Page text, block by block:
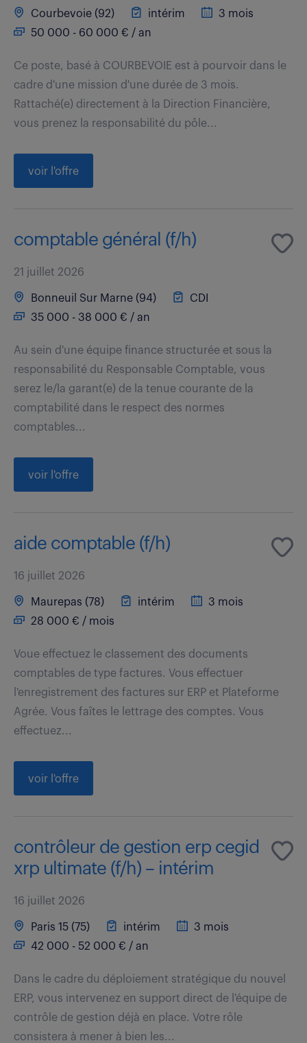
Courbevoie (92) intérim
3 mois
50 000 - 60 000 € / an
Ce poste, basé à COURBEVOIE est à pourvoir dans le
cadre d'une mission d'une durée de 3 mois.
Rattaché(e) directement à la Direction Financière,
vous prenez la responsabilité du pôle...
voir l'offre
comptable général (f/h)
21 juillet 2026
Bonneuil Sur Marne (94)
CDI
35 000 - 38 000 € / an
Au sein d'une équipe finance structurée et sous la
responsabilité du Responsable Comptable, vous
serez le/la garant(e) de la tenue courante de la
comptabilité dans le respect des normes
comptables...
voir l'offre
aide comptable (f/h)
16 juillet 2026
Maurepas (78) intérim
3 mois
28 000 € / mois
Voue effectuez le classement des documents
comptables de type factures. Vous effectuer
l'enregistrement des factures sur ERP et Plateforme
Agrée. Vous faîtes le lettrage des comptes. Vous
effectuez...
voir l'offre
contrôleur de gestion erp cegid
xrp ultimate (f/h) – intérim
16 juillet 2026
Paris 15 (75) intérim
3 mois
42 000 - 52 000 € / an
Dans le cadre du déploiement stratégique du nouvel
ERP, vous intervenez en support direct de l'équipe de
contrôle de gestion déjà en place. Votre rôle
consistera à mener à bien les...